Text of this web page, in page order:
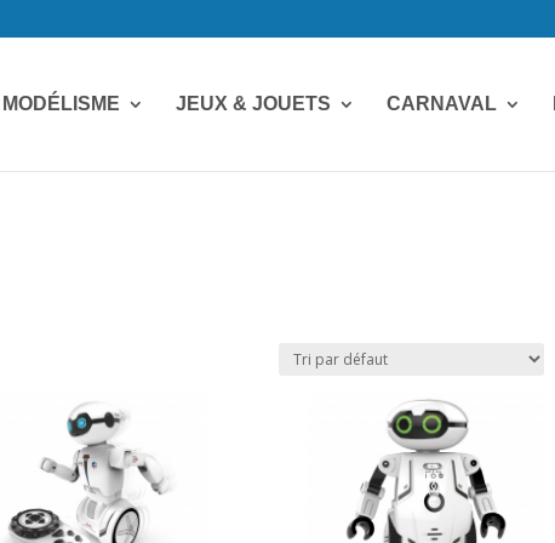
MODÉLISME JEUX & JOUETS CARNAVAL